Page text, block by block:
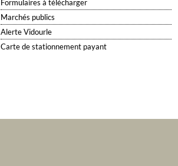
Formulaires à télécharger
Marchés publics
Alerte Vidourle
Carte de stationnement payant